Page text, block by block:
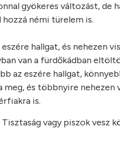
gyökeres változást, de
némi türelem is.
hallgat, és nehezen
van a fürdőkádban
az eszére hallgat,
és többnyire nehezen
is.
vagy piszok vesz